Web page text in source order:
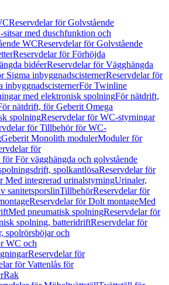
Reservdelar för Golvstående
med duschfunktion och
WCReservdelar för Golvstående
Reservdelar för Förhöjda
bidéerReservdelar för Vägghängda
Sigma inbyggnadscisternerReservdelar för
inbyggnadscisternerFör Twinline
med elektronisk spolningFör nätdrift,
nätdrift, för Geberit Omega
spolningReservdelar för WC-styrningar
för Tillbehör för WC-
Geberit Monolith modulerModuler för
för
för För vägghängda och golvstående
spolkantlösaReservdelar för
Med integrerad urinalstyrningUrinaler,
sanitetsporslinTillbehörReservdelar för
Reservdelar för Dolt montageMed
Med pneumatisk spolningReservdelar för
spolning, batteridriftReservdelar för
spolrörsböjar och
WC och
Reservdelar för
för Vattenlås för
Rak